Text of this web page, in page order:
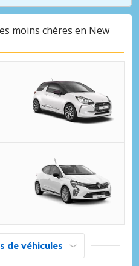
moins chères en New
de véhicules